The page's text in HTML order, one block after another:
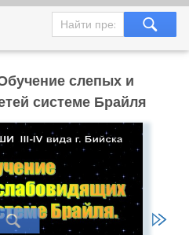
слепых и
системе Брайля